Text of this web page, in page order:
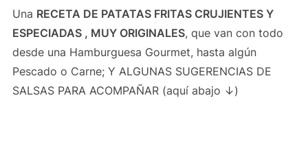
Una RECETA DE PATATAS FRITAS CRUJIENTES Y
ESPECIADAS , MUY ORIGINALES, que van con todo
desde una Hamburguesa Gourmet, hasta algún
Pescado o Carne; Y ALGUNAS SUGERENCIAS DE
SALSAS PARA ACOMPAÑAR (aquí abajo ↓)